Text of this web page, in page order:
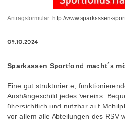
Antragsformular: http://www.sparkassen-
09.10.2024
Sparkassen Sportfond macht´s
Eine gut strukturierte,
Aushängeschild jedes Vereins.
übersichtlich und nutzbar auf
vor allem alle Abteilungen des RSV